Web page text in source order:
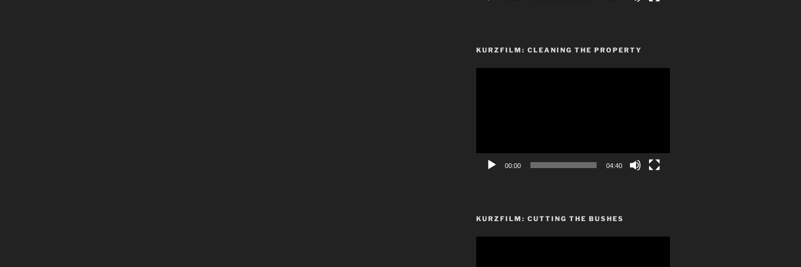
KURZFILM: CLEANING THE PROPERTY
00:00 04:40
KURZFILM: CUTTING THE BUSHES